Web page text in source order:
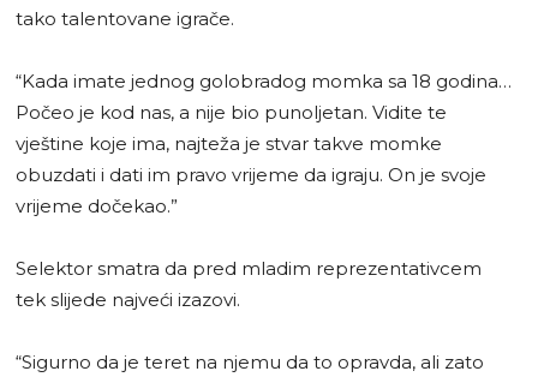
tako talentovane igrače.
“Kada imate jednog golobradog momka sa 18 godina…
Počeo je kod nas, a nije bio punoljetan. Vidite te
vještine koje ima, najteža je stvar takve momke
obuzdati i dati im pravo vrijeme da igraju. On je svoje
vrijeme dočekao.”
Selektor smatra da pred mladim reprezentativcem
tek slijede najveći izazovi.
“Sigurno da je teret na njemu da to opravda, ali zato